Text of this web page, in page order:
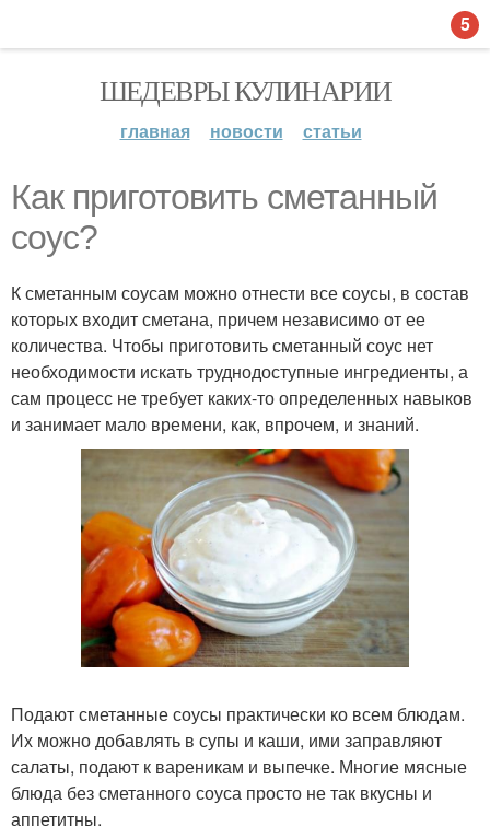
ШЕДЕВРЫ КУЛИНАРИИ
главная новости статьи
Как приготовить сметанный
соус?
К сметанным соусам можно отнести все соусы, в состав
которых входит сметана, причем независимо от ее
количества. Чтобы приготовить сметанный соус нет
необходимости искать труднодоступные ингредиенты, а
сам процесс не требует каких-то определенных навыков
и занимает мало времени, как, впрочем, и знаний.
Подают сметанные соусы практически ко всем блюдам.
Их можно добавлять в супы и каши, ими заправляют
салаты, подают к вареникам и выпечке. Многие мясные
блюда без сметанного соуса просто не так вкусны и
аппетитны.
5